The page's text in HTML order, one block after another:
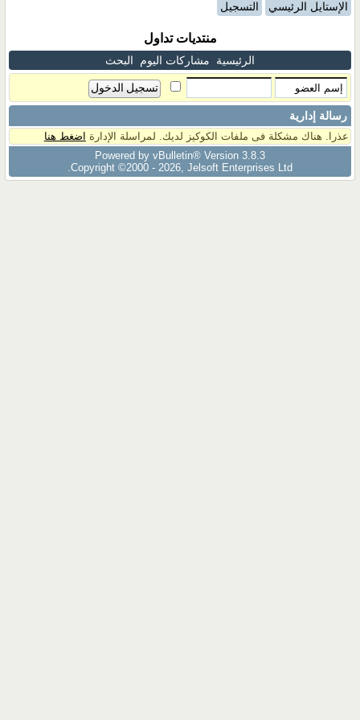
الإستايل الرئيسي التسجيل
منتديات تداول
الرئيسية مشاركات اليوم البحث
رسالة إدارية
عذرا. هناك مشكلة فى ملفات الكوكيز لديك. لمراسلة الإدارة اضغط هنا
Powered by vBulletin® Version 3.8.3
Copyright ©2000 - 2026, Jelsoft Enterprises Ltd.